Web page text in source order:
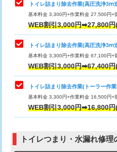
トイレ詰まり除去作業(高圧洗浄3ⅿ
基本料金 3,300円+作業料金 27,500円+
WEB割引3,000円➡27,800円
トイレ詰まり除去作業(高圧洗浄3ⅿ
基本料金 3,300円+作業料金 67,100円+
WEB割引3,000円➡67,400円
トイレ詰まり除去作業(トーラー作
基本料金 3,300円+作業料金 16,500円+
WEB割引3,000円➡16,800円
トイレつまり・水漏れ修